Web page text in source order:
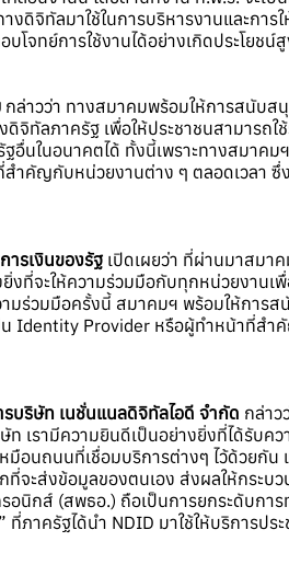
ดิจิทัลมาใช้ในการบริหารงานและก
โจทย์การใช้งานได้อย่างเกิดประโยชน์
กล่าวว่า ทางสมาคมพร้อมให้การสนับส
ทัลภาครัฐ เพื่อให้ประชาชนสามารถ
นในอนาคตได้ ทั้งนี้เพราะทางสมาค
คัญกับหน่วยงานต่าง ๆ ตลอดเวลา ซึ่
รเงินของรัฐ เปิดเผยว่า ที่ผ่านมาสม
งที่จะให้ความร่วมมือกับทุกหน่วยงาน
มร่วมมือครั้งนี้ สมาคมฯ พร้อมให้กา
ป็น Identity Provider หรือผู้ทำหน้าที่
บริษัท เนชั่นแนลดิจิทัลไอดี จำกัด กล่าว
เรามีความยินดีเป็นอย่างยิ่งที่ได้รับค
อนถนนที่เชื่อมบริการต่างๆ ไว้ด้วยกัน
ที่จะส่งข้อมูลของตนเอง ส่งผลให้กร
นิกส์ (สพธอ.) ถือเป็นการยกระดับกา
ภาครัฐได้นำ NDID มาใช้ให้บริการป